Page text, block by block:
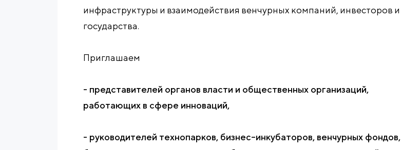
инфраструктуры и взаимодействия венчурных компаний, инвесторов и
государства.
Приглашаем
- представителей органов власти и общественных организаций,
работающих в сфере инноваций,
- руководителей технопарков, бизнес–инкубаторов, венчурных фондов,